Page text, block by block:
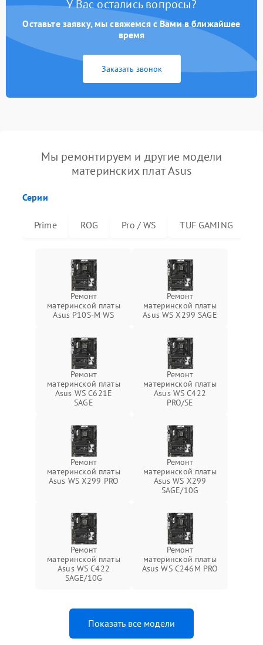
У Вас остались вопросы?
Оставьте заявку, мы свяжемся с Вами в ближайшее
время
Заказать звонок
Мы ремонтируем и другие модели
материнских плат Asus
Серии
Prime ROG Pro / WS TUF GAMING
Ремонт
материнской платы
Asus P10S-M WS
Ремонт
материнской платы
Asus WS X299 SAGE
Ремонт
материнской платы
Asus WS C621E
SAGE
Ремонт
материнской платы
Asus WS C422
PRO/SE
Ремонт
материнской платы
Asus WS X299 PRO
Ремонт
материнской платы
Asus WS X299
SAGE/10G
Ремонт
материнской платы
Asus WS C422
SAGE/10G
Ремонт
материнской платы
Asus WS C246M PRO
Показать все модели